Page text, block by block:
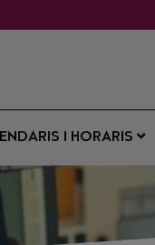
I HORARIS